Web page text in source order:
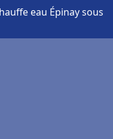
eau Épinay sous